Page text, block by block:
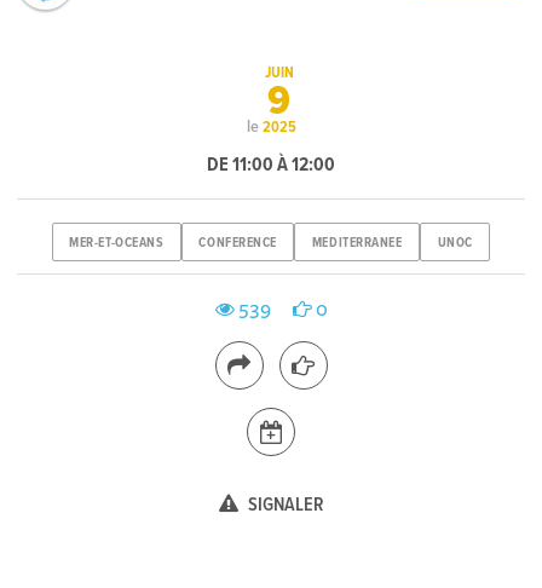
le
JUIN
9
2025
DE 11:00 À 12:00
MER-ET-OCEANS CONFERENCE MEDITERRANEE UNOC
539 0
SIGNALER